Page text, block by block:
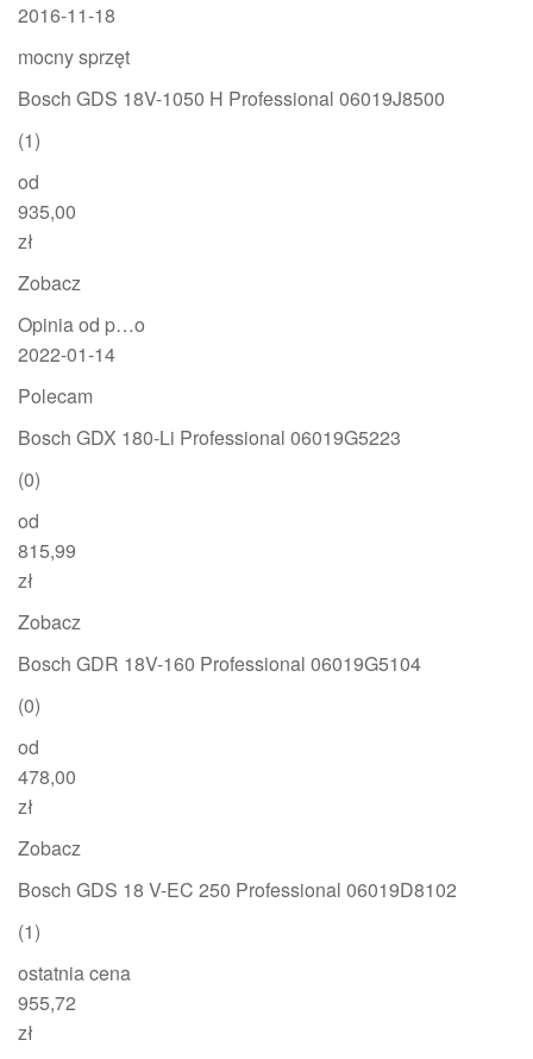
2016-11-18
mocny sprzęt
Bosch GDS 18V-1050 H Professional 06019J8500
(1)
od
935,00
zł
Zobacz
Opinia od p…o
2022-01-14
Polecam
Bosch GDX 180-Li Professional 06019G5223
(0)
od
815,99
zł
Zobacz
Bosch GDR 18V-160 Professional 06019G5104
(0)
od
478,00
zł
Zobacz
Bosch GDS 18 V-EC 250 Professional 06019D8102
(1)
ostatnia cena
955,72
zł